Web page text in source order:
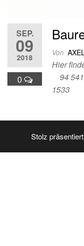
SEP.
09
2018
0
Von AXEL
Hier
94
Stolz